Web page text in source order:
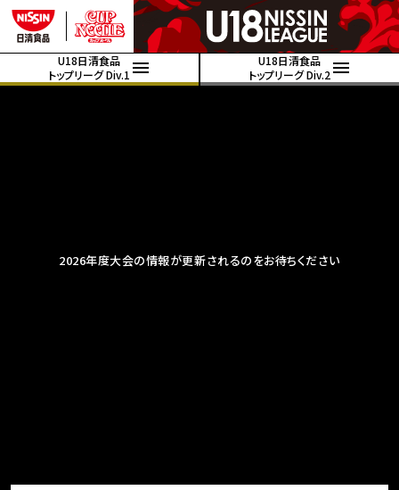
U18日清食品
トップリーグ Div.1
U18日清食品
トップリーグ Div.2
2026年度大会の情報が更新されるのをお待ちください